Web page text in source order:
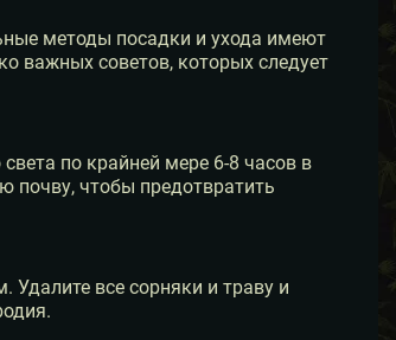
методы посадки и ухода имеют
важных советов, которых следует
по крайней мере 6-8 часов в
почву, чтобы предотвратить
Удалите все сорняки и траву и